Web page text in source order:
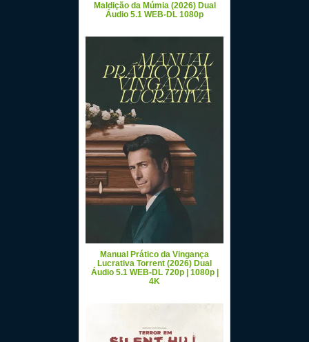
Maldição da Múmia (2026) Dual
Áudio 5.1 WEB-DL 1080p
Manual Prático da Vingança
Lucrativa Torrent (2026) Dual
Áudio 5.1 WEB-DL 720p | 1080p |
4K